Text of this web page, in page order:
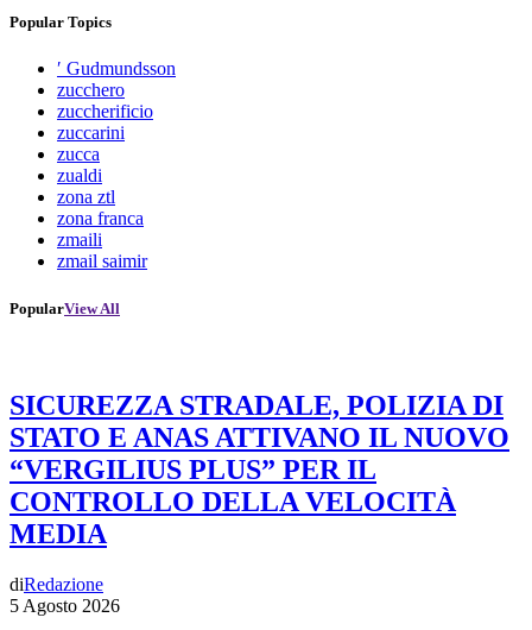
Popular Topics
′ Gudmundsson
zucchero
zuccherificio
zuccarini
zucca
zualdi
zona ztl
zona franca
zmaili
zmail saimir
PopularView All
SICUREZZA STRADALE, POLIZIA DI
STATO E ANAS ATTIVANO IL NUOVO
“VERGILIUS PLUS” PER IL
CONTROLLO DELLA VELOCITÀ
MEDIA
diRedazione
5 Agosto 2026